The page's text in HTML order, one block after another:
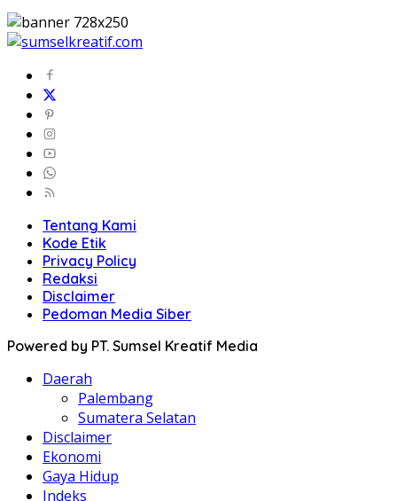
Tentang Kami
Kode Etik
Privacy Policy
Redaksi
Disclaimer
Pedoman Media Siber
Powered by PT. Sumsel Kreatif Media
Daerah
Palembang
Sumatera Selatan
Disclaimer
Ekonomi
Gaya Hidup
Indeks